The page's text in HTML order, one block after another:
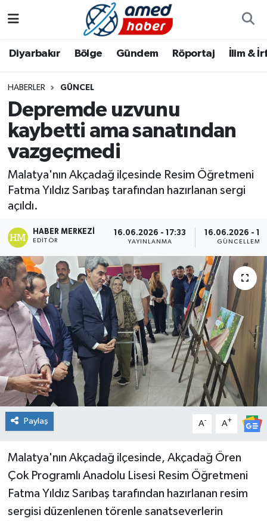
Diyarbakır Bölge Gündem Röportaj İlim &
HABERLER GÜNCEL
Depremde uzvunu
kaybetti ama sanatından
vazgeçmedi
Malatya'nın Akçadağ ilçesinde Resim Öğretmeni
Fatma Yıldız Sarıbaş tarafından hazırlanan sergi
açıldı.
HABER MERKEZI
EDITÖR
16.06.2026 - 17:33
YAYINLANMA
16.06.2026 -
GÜNCELLEME
Paylaş A- A+
Malatya'nın Akçadağ ilçesinde, Akçadağ Ören
Çok Programlı Anadolu Lisesi Resim Öğretmeni
Fatma Yıldız Sarıbaş tarafından hazırlanan resim
sergisi düzenlenen törenle sanatseverlerin
Bölge
Röportaj
Foto Galeri
Aile
Asayiş
Bilim & Teknoloji
Dünya
Eğitim
Ekonomi
Genel
Güncel
Gündem
İlim & İrfan
Kültür & Sanat
Sağlık
Sağlık & Yaşam
Diyarbakır Hava Durumu
Diyarbakır Namaz Vakitleri
Diyarbakır Trafik Yoğunluk Haritası
Tüm Manşetler
Son Dakika Haberleri
Haber Arşivi